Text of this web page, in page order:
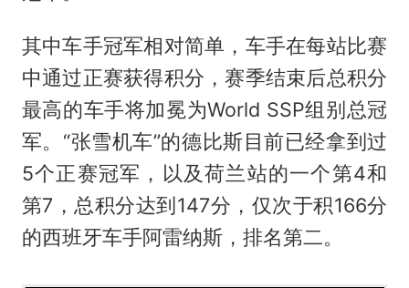
其中车手冠军相对简单，车手在每站比赛
中通过正赛获得积分，赛季结束后总积分
最高的车手将加冕为World SSP组别总冠
军。“张雪机车”的德比斯目前已经拿到过
5个正赛冠军，以及荷兰站的一个第4和
第7，总积分达到147分，仅次于积166分
的西班牙车手阿雷纳斯，排名第二。